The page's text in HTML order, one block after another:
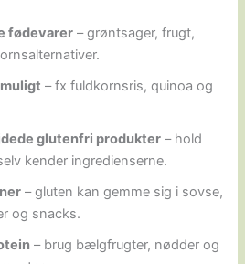
fødevarer – grøntsager, frugt,
– fx fuldkornsris, quinoa og
glutenfri produkter – hold
kender ingredienserne.
– gluten kan gemme sig i sovse,
og snacks.
– brug bælgfrugter, nødder og